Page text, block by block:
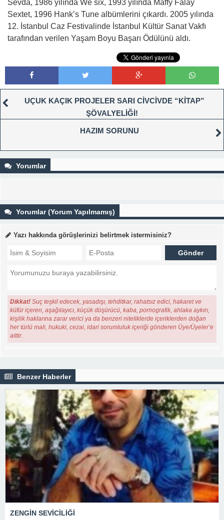
Sevda, 1986 yılında We six, 1993 yılında Maffy Falay
Sextet, 1996 Hank’s Tune albümlerini çıkardı. 2005 yılında
12. İstanbul Caz Festivalinde İstanbul Kültür Sanat Vakfı
tarafından verilen Yaşam Boyu Başarı Ödülünü aldı.
UÇUK KAÇIK PROJELER SARI CİVCİVDE “KİTAP”
ŞÖVALYELİĞİ!
HAZIM SORUNU
Yorumlar
Yorumlar (Yorum Yapılmamış)
Yazı hakkında görüşlerinizi belirtmek istermisiniz?
Dikkat! Suç teşkil edecek, yasadışı, tehditkar, rahatsız edici, hakaret ve
küfür içeren, aşağılayıcı, küçük düşürücü, kaba, pornografik, ahlaka aykırı,
kişilik haklarına zarar verici ya da benzeri niteliklerde içeriklerden doğan
her türlü mali, hukuki, cezai, idari sorumluluk içeriği gönderen Üye/Üyeler’e
aittir.
Benzer Haberler
ZENGİN SEVİCİLİĞİ